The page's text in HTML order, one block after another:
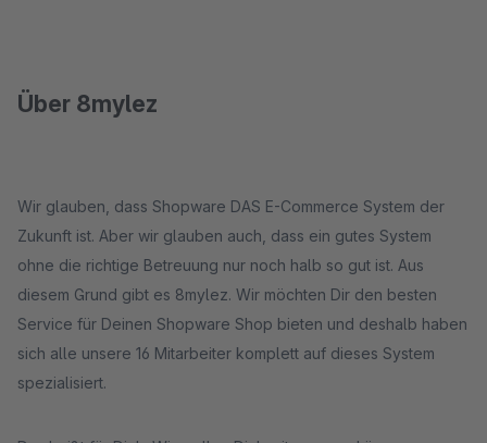
Über 8mylez
Wir glauben, dass Shopware DAS E-Commerce System der
Zukunft ist. Aber wir glauben auch, dass ein gutes System
ohne die richtige Betreuung nur noch halb so gut ist. Aus
diesem Grund gibt es 8mylez. Wir möchten Dir den besten
Service für Deinen Shopware Shop bieten und deshalb haben
sich alle unsere 16 Mitarbeiter komplett auf dieses System
spezialisiert.